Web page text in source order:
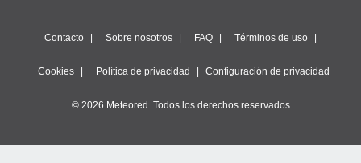
Contacto Sobre nosotros FAQ Términos de uso
Cookies Política de privacidad Configuración de privacidad
© 2026 Meteored. Todos los derechos reservados